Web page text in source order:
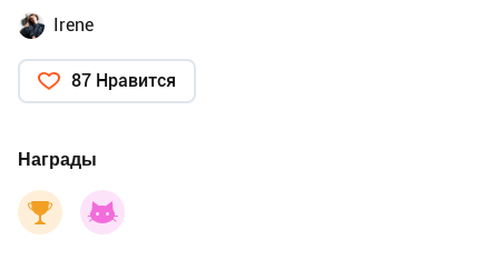
Irene
87 Нравится
Награды